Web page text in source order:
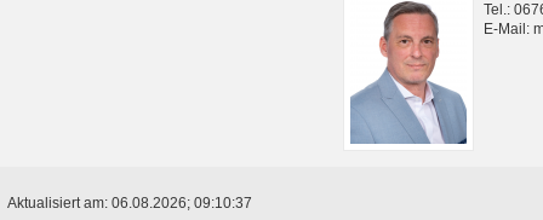
Tel.:
E-Mail:
Aktualisiert am: 06.08.2026; 09:10:37